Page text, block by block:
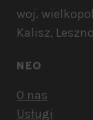
woj.
Kalisz,
NEO
O nas
Usługi